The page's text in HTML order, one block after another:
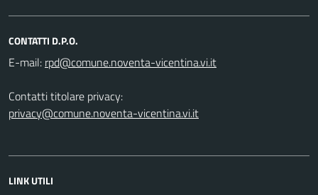
CONTATTI D.P.O.
E-mail:
Contatti titolare privacy:
privacy@comune.noventa-vicentina.vi.it
LINK UTILI